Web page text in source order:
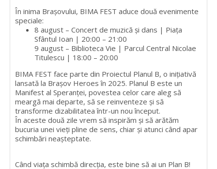
În inima Brașovului, BIMA FEST aduce două evenimente
speciale:
8 august – Concert de muzică și dans | Piața
Sfântul Ioan | 20:00 – 21:00
9 august – Biblioteca Vie | Parcul Central Nicolae
Titulescu | 18:00 – 20:00
BIMA FEST face parte din Proiectul Planul B, o inițiativă
lansată la Brașov Heroes în 2025. Planul B este un
Manifest al Speranței, povestea celor care aleg să
meargă mai departe, să se reinventeze și să
transforme dizabilitatea într-un nou început.
În aceste două zile vrem să inspirăm și să arătăm
bucuria unei vieți pline de sens, chiar și atunci când apar
schimbări neașteptate.
Când viața schimbă direcția, este bine să ai un Plan B!